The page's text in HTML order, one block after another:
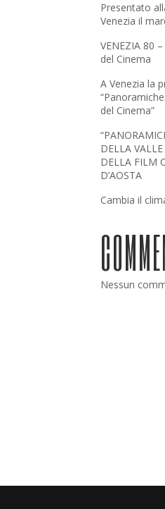
Presentato
Venezia il
VENEZIA 80
del Cinema
A Venezia la
del Cinema”
DELLA
DELLA FILM
D’AOSTA
Cambia il
Nessun